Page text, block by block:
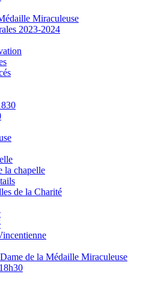
Miraculeuse
2023-2024
la chapelle
de la Charité
de la Médaille Miraculeuse